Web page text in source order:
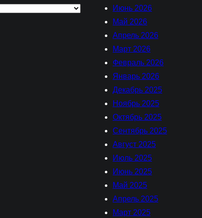
Июнь 2026
Май 2026
Апрель 2026
Март 2026
Февраль 2026
Январь 2026
Декабрь 2025
Ноябрь 2025
Октябрь 2025
Сентябрь 2025
Август 2025
Июль 2025
Июнь 2025
Май 2025
Апрель 2025
Март 2025